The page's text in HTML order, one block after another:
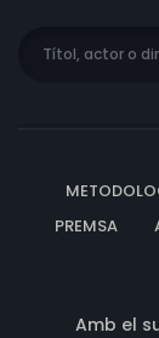
PREMSA
Amb el